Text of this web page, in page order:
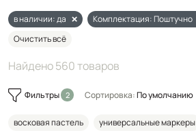
в наличии: да
Комплектация: Поштучно
Очистить всё
Найдено 560 товаров
Фильтры Сортировка:По умолчанию
восковая пастель
универсальные маркеры